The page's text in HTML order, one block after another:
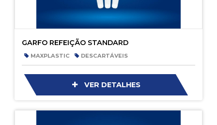
GARFO REFEIÇÃO STANDARD
MAXPLASTIC DESCARTÁVEIS
VER DETALHES